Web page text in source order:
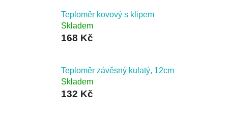
Teploměr kovový s klipem
Skladem
168 Kč
Teploměr závěsný kulatý, 12cm
Skladem
132 Kč